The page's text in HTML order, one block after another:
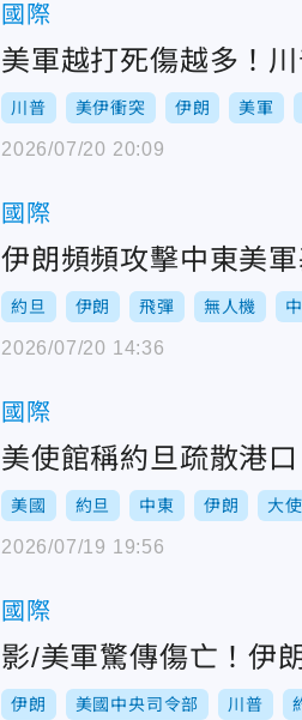
國際
美軍越打死傷越多！
川普 美伊衝突 伊朗 美軍
2026/07/20 20:09
國際
伊朗頻頻攻擊中東美
約旦 伊朗 飛彈 無人機
2026/07/20 14:36
國際
美使館稱約旦疏散港
美國 約旦 中東 伊朗 大
2026/07/19 19:56
國際
影/美軍驚傳傷亡！伊
伊朗 美國中央司令部 川普